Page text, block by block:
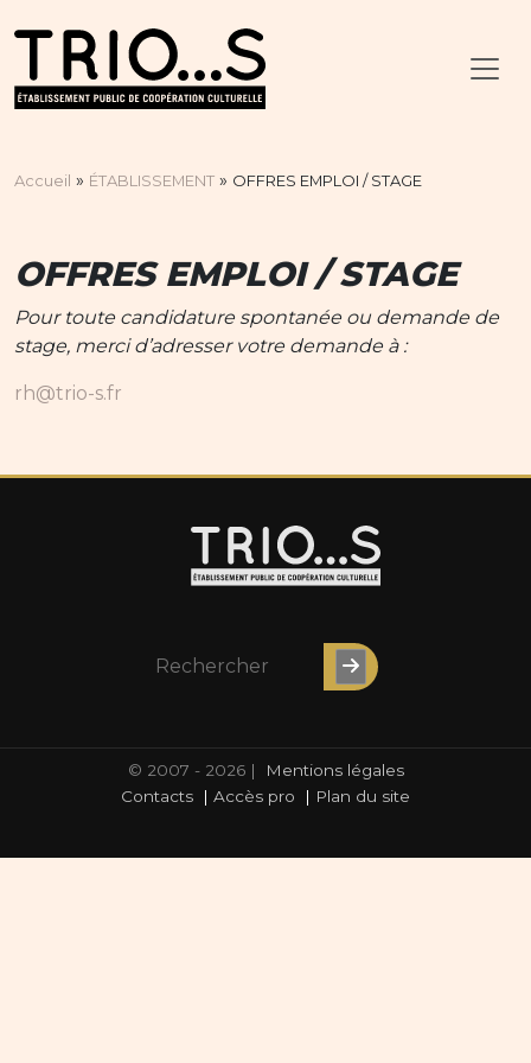
Accueil » ÉTABLISSEMENT » OFFRES EMPLOI / STAGE
OFFRES EMPLOI / STAGE
Pour toute candidature spontanée ou demande de
stage, merci d’adresser votre demande à :
rh@trio-s.fr
© 2007 - 2026 |
Mentions légales
Contacts
| Accès pro | Plan du site